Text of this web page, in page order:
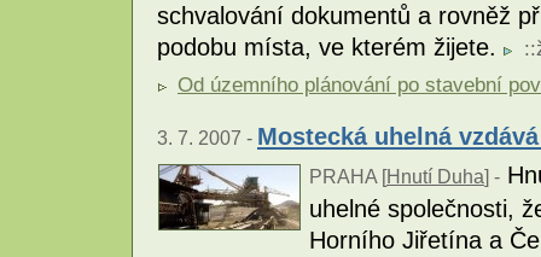
schvalování dokumentů a rovněž
podobu místa, ve kterém žijete.
::
Od územního plánování po stavební
3. 7. 2007 - Mostecká uhelná
PRAHA [Hnutí Duha] -
uhelné společnosti,
Horního Jiřetína a